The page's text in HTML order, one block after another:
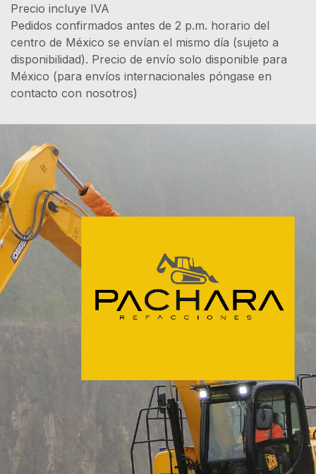
Precio incluye IVA
Pedidos confirmados antes de 2 p.m. horario del
centro de México se envían el mismo día (sujeto a
disponibilidad). Precio de envío solo disponible para
México (para envíos internacionales póngase en
contacto con nosotros)